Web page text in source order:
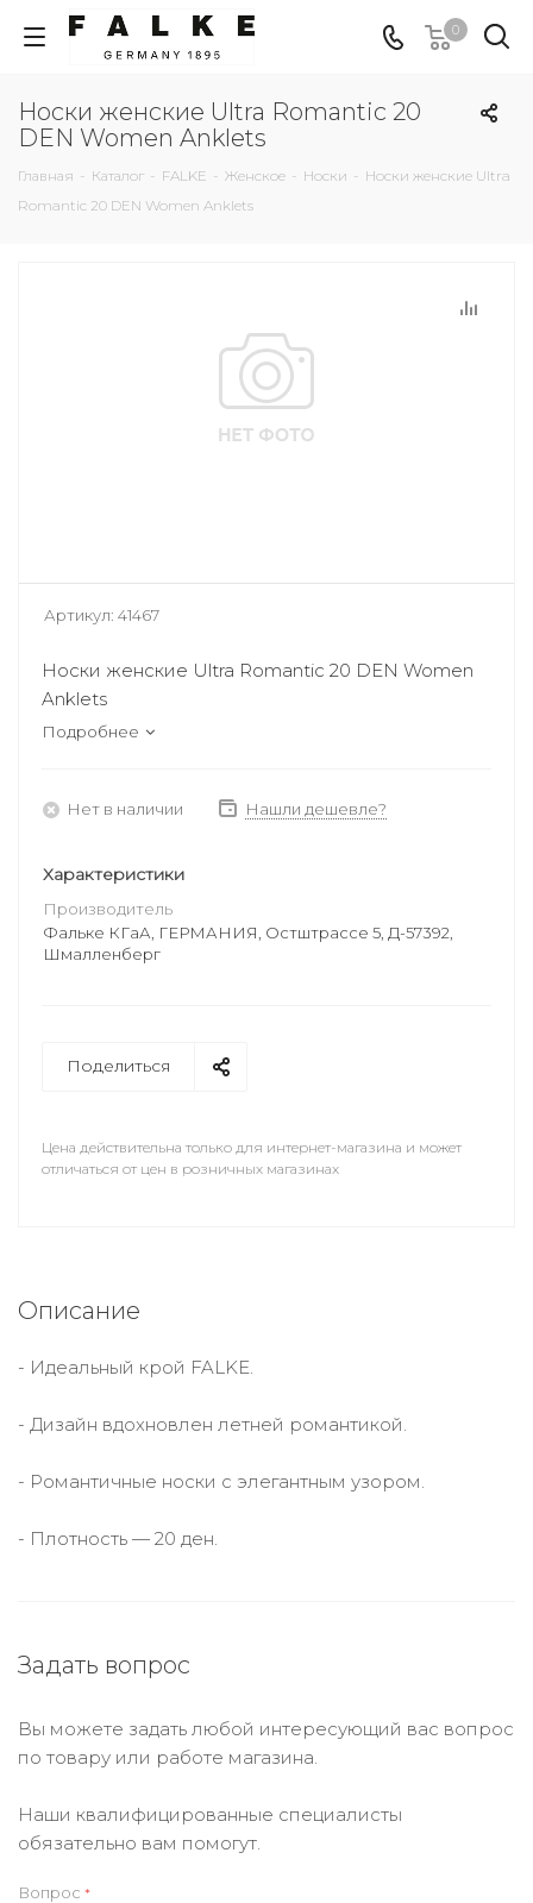
0
Носки женские Ultra Romantic 20
DEN Women Anklets
Главная - Каталог - FALKE - Женское - Носки - Носки женские Ultra
Romantic 20 DEN Women Anklets
Артикул: 41467
Носки женские Ultra Romantic 20 DEN Women
Anklets
Подробнее
Нет в наличии Нашли дешевле?
Характеристики
Производитель
Фальке КГаА, ГЕРМАНИЯ, Остштрассе 5, Д-57392,
Шмалленберг
Поделиться
Цена действительна только для интернет-магазина и может
отличаться от цен в розничных магазинах
Описание
- Идеальный крой FALKE.
- Дизайн вдохновлен летней романтикой.
- Романтичные носки с элегантным узором.
- Плотность — 20 ден.
Задать вопрос
Вы можете задать любой интересующий вас вопрос
по товару или работе магазина.
Наши квалифицированные специалисты
обязательно вам помогут.
Вопрос *